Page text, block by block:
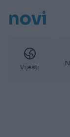
novi
Vijesti